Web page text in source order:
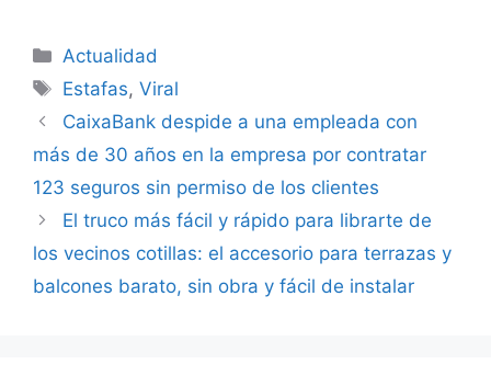
Categorías
Actualidad
Etiquetas
Estafas,Viral
CaixaBank despide a una empleada con
más de 30 años en la empresa por contratar
123 seguros sin permiso de los clientes
El truco más fácil y rápido para librarte de
los vecinos cotillas: el accesorio para terrazas y
balcones barato, sin obra y fácil de instalar